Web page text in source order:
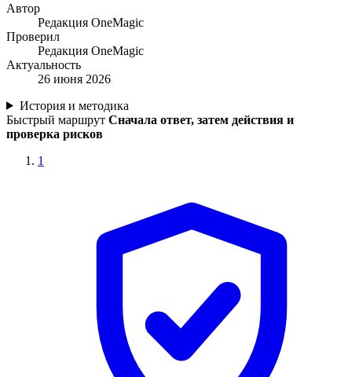
Автор
Редакция OneMagic
Проверил
Редакция OneMagic
Актуальность
26 июня 2026
История и методика
Быстрый маршрут Сначала ответ, затем действия и
проверка рисков
1